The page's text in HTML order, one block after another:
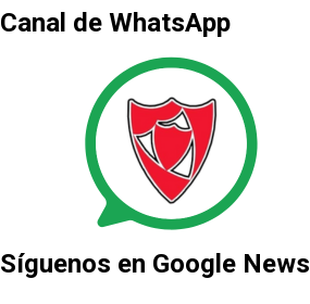
Canal de WhatsApp
Síguenos en Google News